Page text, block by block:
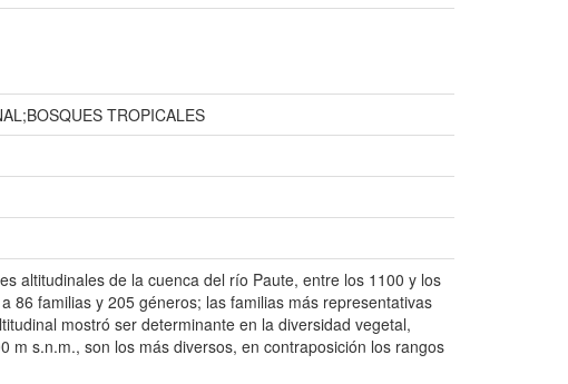
TROPICALES
altitudinales de la cuenca del río Paute, entre los 1100 y los
86 familias y 205 géneros; las familias más representativas
mostró ser determinante en la diversidad vegetal,
m s.n.m., son los más diversos, en contraposición los rangos